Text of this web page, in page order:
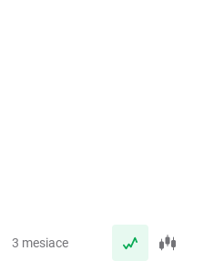
3 mesiace